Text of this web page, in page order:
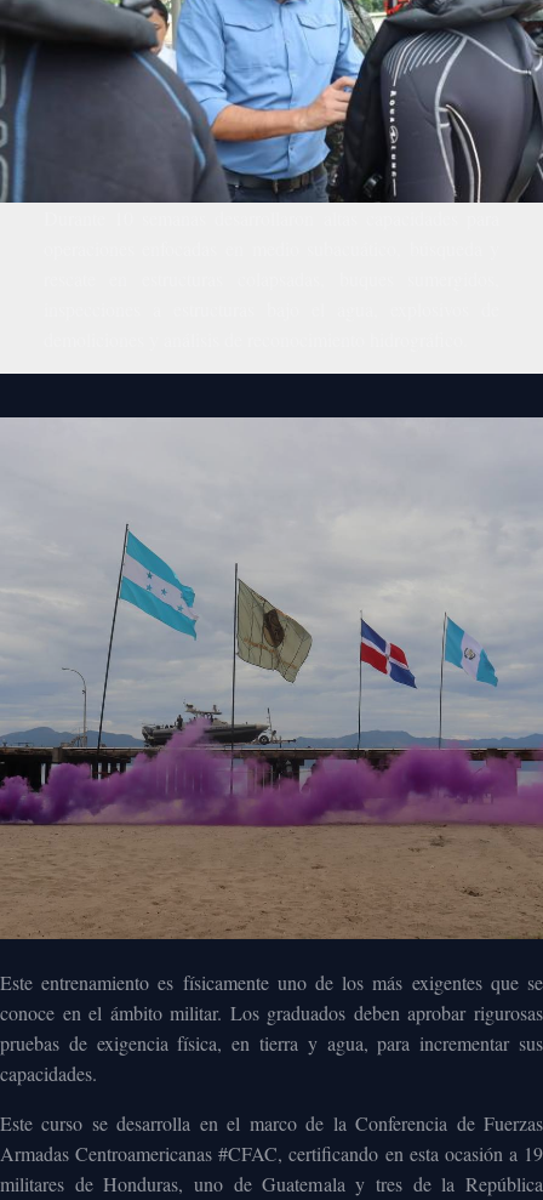
Este entrenamiento es físicamente uno de los más exigentes que se
conoce en el ámbito militar. Los graduados deben aprobar rigurosas
pruebas de exigencia física, en tierra y agua, para incrementar sus
capacidades.
Este curso se desarrolla en el marco de la Conferencia de Fuerzas
Armadas Centroamericanas #CFAC, certificando en esta ocasión a 19
militares de Honduras, uno de Guatemala y tres de la República